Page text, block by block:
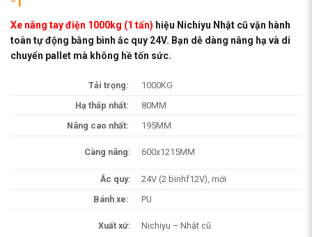
Xe nâng tay điện 1000kg (1 tấn) hiệu Nichiyu Nhật cũ vận hành
toàn tự động bằng bình ắc quy 24V. Bạn dễ dàng nâng hạ và di
chuyển pallet mà không hề tốn sức.
Tải trọng:
1000KG
Hạ thấp nhất:
80MM
Nâng cao nhất:
195MM
Càng nâng: 600x1215MM
Ắc quy:
24V (2 binhf12V), mới
Bánh xe:
PU
Xuất xứ: Nichiyu – Nhật cũ